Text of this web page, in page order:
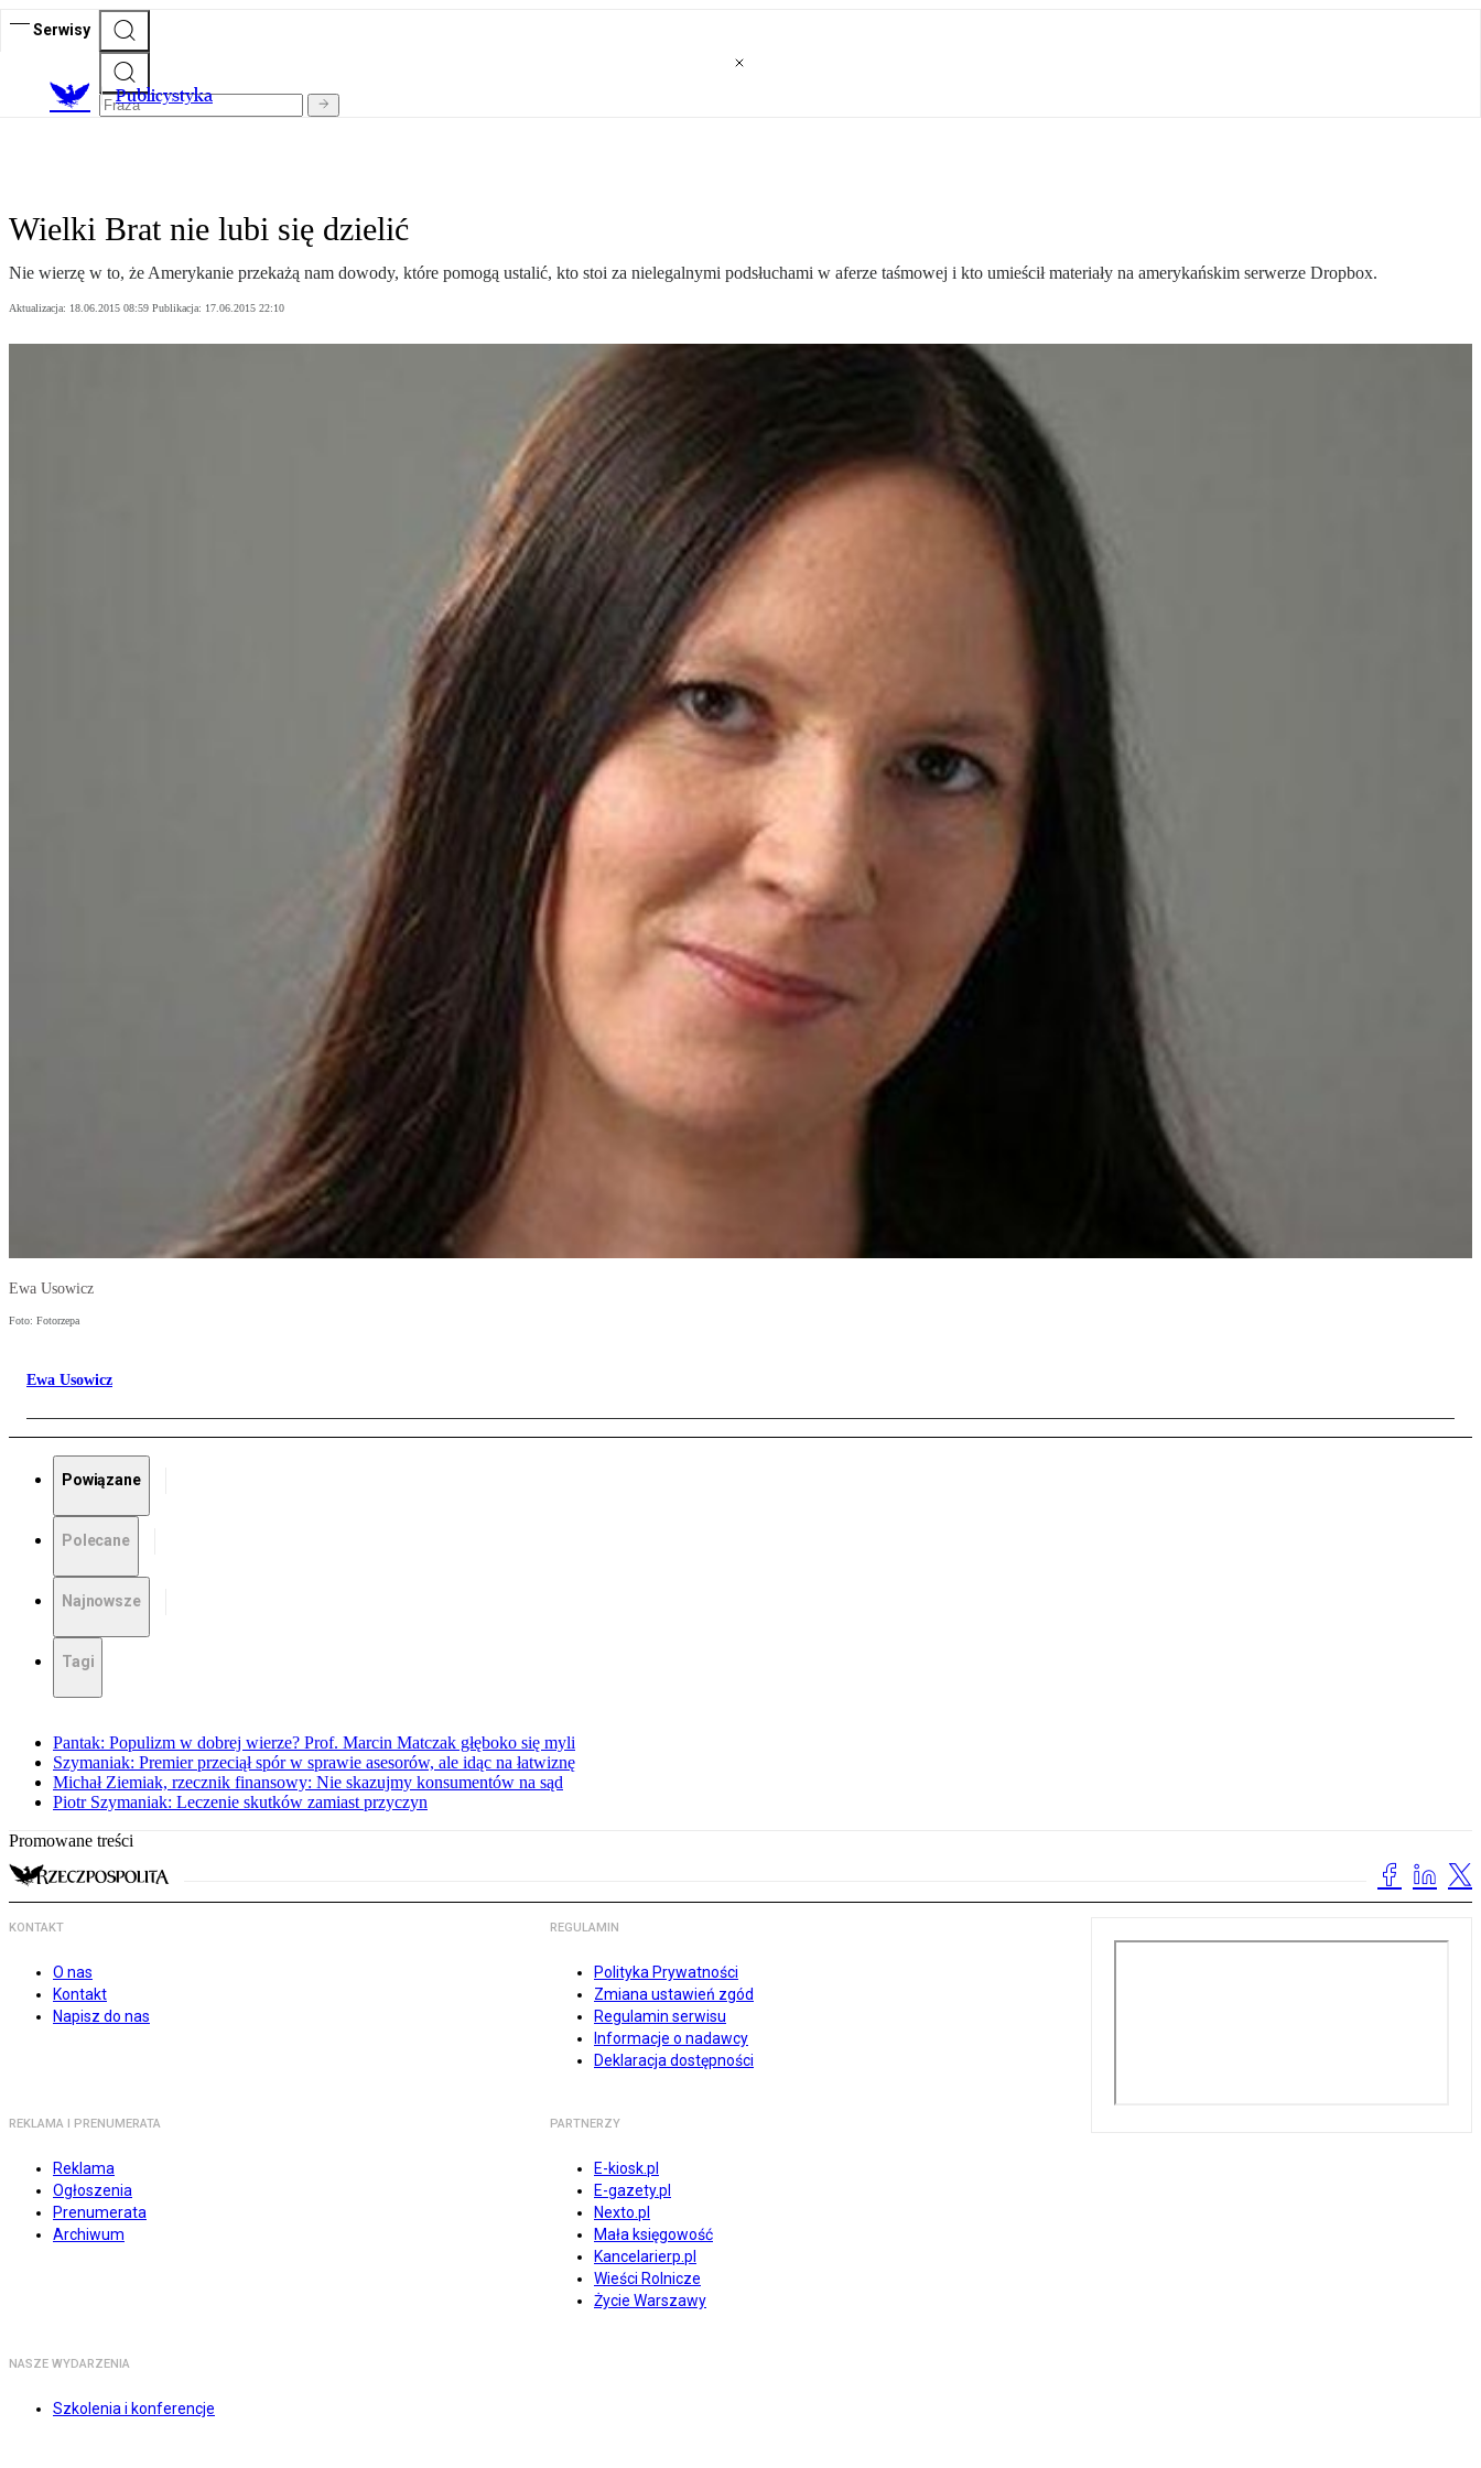
Serwisy
Publicystyka
Wielki Brat nie lubi się dzielić
Nie wierzę w to, że Amerykanie przekażą nam dowody, które pomogą ustalić, kto stoi za nielegalnymi podsłuchami w aferze taśmowej i kto umieścił materiały na amerykańskim serwerze Dropbox.
Aktualizacja: 18.06.2015 08:59 Publikacja: 17.06.2015 22:10
Ewa Usowicz
Foto: Fotorzepa
Ewa Usowicz
Powiązane
Polecane
Najnowsze
Tagi
Pantak: Populizm w dobrej wierze? Prof. Marcin Matczak głęboko się myli
Szymaniak: Premier przeciął spór w sprawie asesorów, ale idąc na łatwiznę
Michał Ziemiak, rzecznik finansowy: Nie skazujmy konsumentów na sąd
Piotr Szymaniak: Leczenie skutków zamiast przyczyn
Promowane treści
KONTAKT
O nas
Kontakt
Napisz do nas
REGULAMIN
Polityka Prywatności
Zmiana ustawień zgód
Regulamin serwisu
Informacje o nadawcy
Deklaracja dostępności
REKLAMA I PRENUMERATA
Reklama
Ogłoszenia
Prenumerata
Archiwum
PARTNERZY
E-kiosk.pl
E-gazety.pl
Nexto.pl
Mała księgowość
Kancelarierp.pl
Wieści Rolnicze
Życie Warszawy
NASZE WYDARZENIA
Szkolenia i konferencje